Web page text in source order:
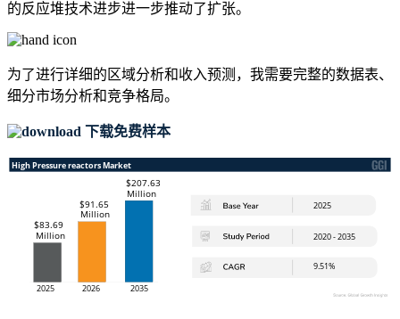
的反应堆技术进步进一步推动了扩张。
为了进行详细的区域分析和收入预测，我需要完整的数据表、
细分市场分析和竞争格局。
下载免费样本